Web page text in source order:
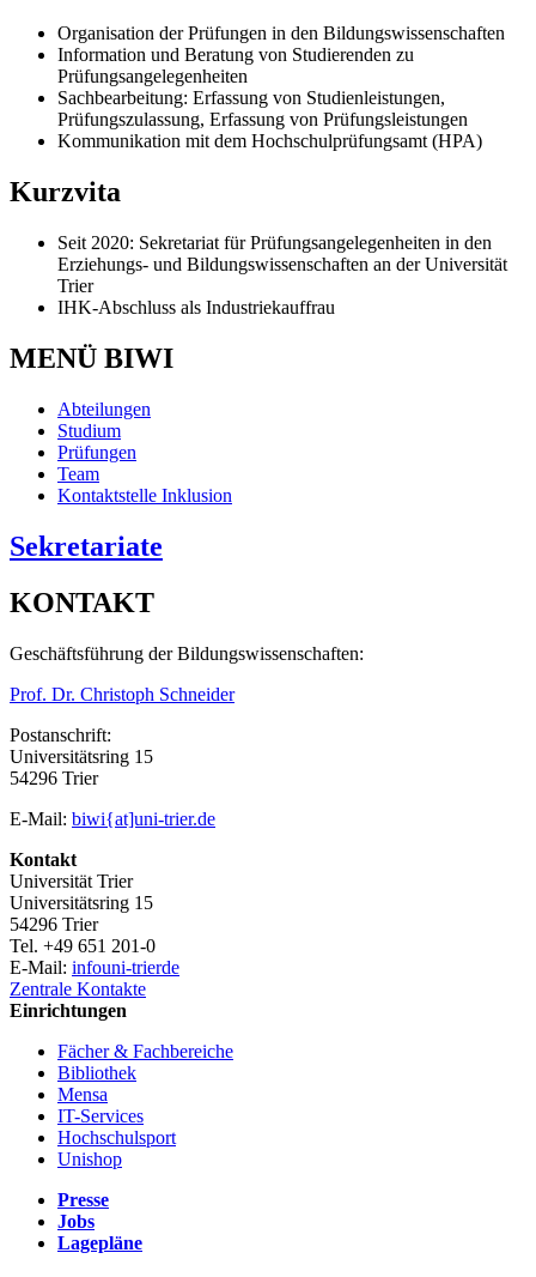
Organisation der Prüfungen in den Bildungswissenschaften
Information und Beratung von Studierenden zu
Prüfungsangelegenheiten
Sachbearbeitung: Erfassung von Studienleistungen,
Prüfungszulassung, Erfassung von Prüfungsleistungen
Kommunikation mit dem Hochschulprüfungsamt (HPA)
Kurzvita
Seit 2020: Sekretariat für Prüfungsangelegenheiten in den
Erziehungs- und Bildungswissenschaften an der Universität
Trier
IHK-Abschluss als Industriekauffrau
MENÜ BIWI
Abteilungen
Studium
Prüfungen
Team
Kontaktstelle Inklusion
Sekretariate
KONTAKT
Geschäftsführung der Bildungswissenschaften:
Prof. Dr. Christoph Schneider
Postanschrift:
Universitätsring 15
54296 Trier
E-Mail: biwi{at]uni-trier.de
Kontakt
Universität Trier
Universitätsring 15
54296 Trier
Tel. +49 651 201-0
E-Mail: infouni-trierde
Zentrale Kontakte
Einrichtungen
Fächer & Fachbereiche
Bibliothek
Mensa
IT-Services
Hochschulsport
Unishop
Presse
Jobs
Lagepläne